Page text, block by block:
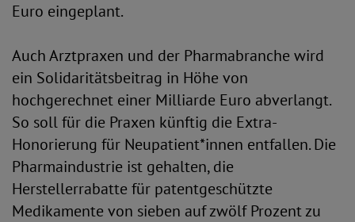
Euro eingeplant.
Auch Arztpraxen und der Pharmabranche wird
ein Solidaritätsbeitrag in Höhe von
hochgerechnet einer Milliarde Euro abverlangt.
So soll für die Praxen künftig die Extra-
Honorierung für Neupatient*innen entfallen. Die
Pharmaindustrie ist gehalten, die
Herstellerrabatte für patentgeschützte
Medikamente von sieben auf zwölf Prozent zu